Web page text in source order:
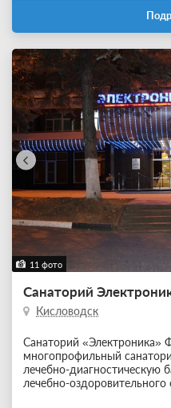
11 фото
Санаторий
Кисловодск
Санаторий «Электроника»
многопрофильный
лечебно-диагностическую
лечебно-